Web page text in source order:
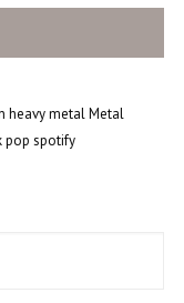
heavy metalMetal
pop spotify